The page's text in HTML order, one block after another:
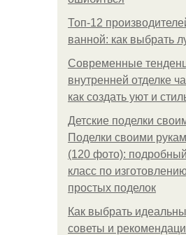
Топ-12
ванной: как выбрать
Современные
внутренней отделке
как создать уют и
Детские поделки
Поделки своими
(120 фото):
класс по
простых поделок
Как выбрать
советы и